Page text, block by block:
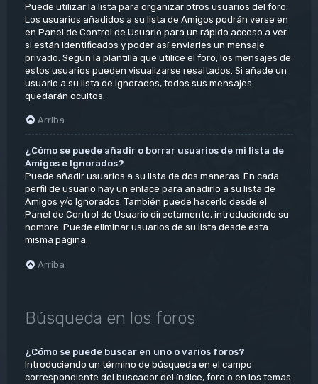
Puede utilizar la lista para organizar otros usuarios del foro.
Los usuarios añadidos a su lista de Amigos podrán verse en
en Panel de Control de Usuario para un rápido acceso a ver
si están identificados y poder así enviarles un mensaje
privado. Según la plantilla que utilice el foro, los mensajes de
estos usuarios pueden visualizarse resaltados. Si añade un
usuario a su lista de Ignorados, todos sus mensajes
quedarán ocultos.
Arriba
¿Cómo se puede añadir o borrar usuarios de mi lista de
Amigos e Ignorados?
Puede añadir usuarios a su lista de dos maneras. En cada
perfil de usuario hay un enlace para añadirlo a su lista de
Amigos y/o Ignorados. También puede hacerlo desde el
Panel de Control de Usuario directamente, introduciendo su
nombre. Puede eliminar usuarios de su lista desde esta
misma página.
Arriba
Búsqueda en los foros
¿Cómo se puede buscar en uno o varios foros?
Introduciendo un término de búsqueda en el campo
correspondiente del buscador del índice, foro o en los temas.